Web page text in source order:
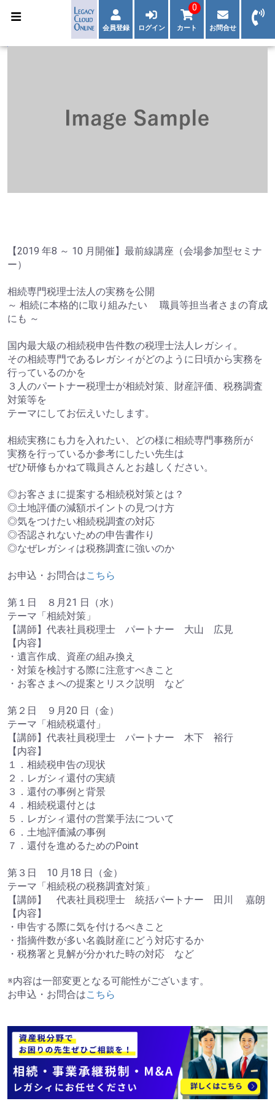
会員登録 ログイン カート
0
お問合せ
【2019 年8 ～ 10 月開催】最前線講座（会場参加型セミナ
ー）
相続専門税理士法人の実務を公開
～ 相続に本格的に取り組みたい 職員等担当者さまの育成
にも ～
国内最大級の相続税申告件数の税理士法人レガシィ。
その相続専門であるレガシィがどのように日頃から実務を
行っているのかを
３人のパートナー税理士が相続対策、財産評価、税務調査
対策等を
テーマにしてお伝えいたします。
相続実務にも力を入れたい、どの様に相続専門事務所が
実務を行っているか参考にしたい先生は
ぜひ研修もかねて職員さんとお越しください。
◎お客さまに提案する相続税対策とは？
◎土地評価の減額ポイントの見つけ方
◎気をつけたい相続税調査の対応
◎否認されないための申告書作り
◎なぜレガシィは税務調査に強いのか
お申込・お問合はこちら
第１日 ８月21 日（水）
テーマ「相続対策」
【講師】代表社員税理士 パートナー 大山 広見
【内容】
・遺言作成、資産の組み換え
・対策を検討する際に注意すべきこと
・お客さまへの提案とリスク説明 など
第２日 ９月20 日（金）
テーマ「相続税還付」
【講師】代表社員税理士 パートナー 木下 裕行
【内容】
１．相続税申告の現状
２．レガシィ還付の実績
３．還付の事例と背景
４．相続税還付とは
５．レガシィ還付の営業手法について
６．土地評価減の事例
７．還付を進めるためのPoint
第３日 10 月18 日（金）
テーマ「相続税の税務調査対策」
【講師】 代表社員税理士 統括パートナー 田川 嘉朗
【内容】
・申告する際に気を付けるべきこと
・指摘件数が多い名義財産にどう対応するか
・税務署と見解が分かれた時の対応 など
※内容は一部変更となる可能性がございます。
お申込・お問合はこちら